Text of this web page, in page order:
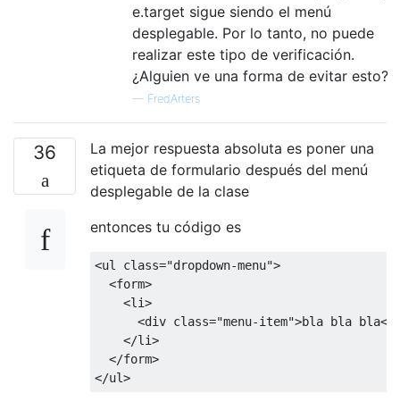
e.target sigue siendo el menú
desplegable. Por lo tanto, no puede
realizar este tipo de verificación.
¿Alguien ve una forma de evitar esto?
— FredArters
36
La mejor respuesta absoluta es poner una
etiqueta de formulario después del menú
desplegable de la clase
entonces tu código es
<ul class="dropdown-menu">
<form>
<li>
<div class="menu-item">bla bla bla</
</li>
</form>
</ul>